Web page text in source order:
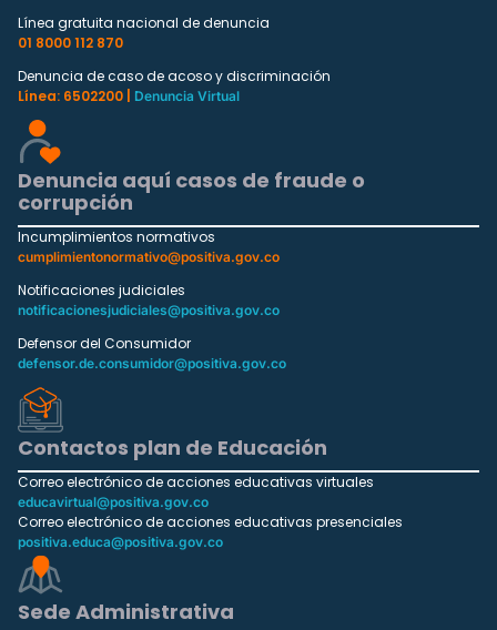
Línea gratuita nacional de denuncia
01 8000 112 870
Denuncia de caso de acoso y discriminación
Línea: 6502200 |
Denuncia Virtual
Denuncia aquí casos de fraude o
corrupción
Incumplimientos normativos
cumplimientonormativo@positiva.gov.co
Notificaciones judiciales
notificacionesjudiciales@positiva.gov.co
Defensor del Consumidor
defensor.de.consumidor@positiva.gov.co
Contactos plan de Educación
Correo electrónico de acciones educativas virtuales
educavirtual@positiva.gov.co
Correo electrónico de acciones educativas presenciales
positiva.educa@positiva.gov.co
Sede Administrativa